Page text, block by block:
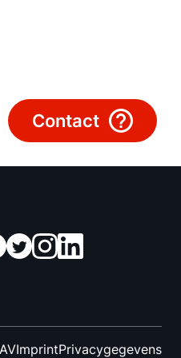
ImprintPrivacygegevens
Contact